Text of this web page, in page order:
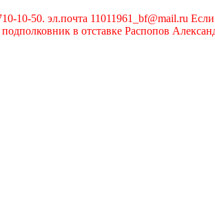
10-50. эл.почта 11011961_bf@mail.ru
в отставке Распопов